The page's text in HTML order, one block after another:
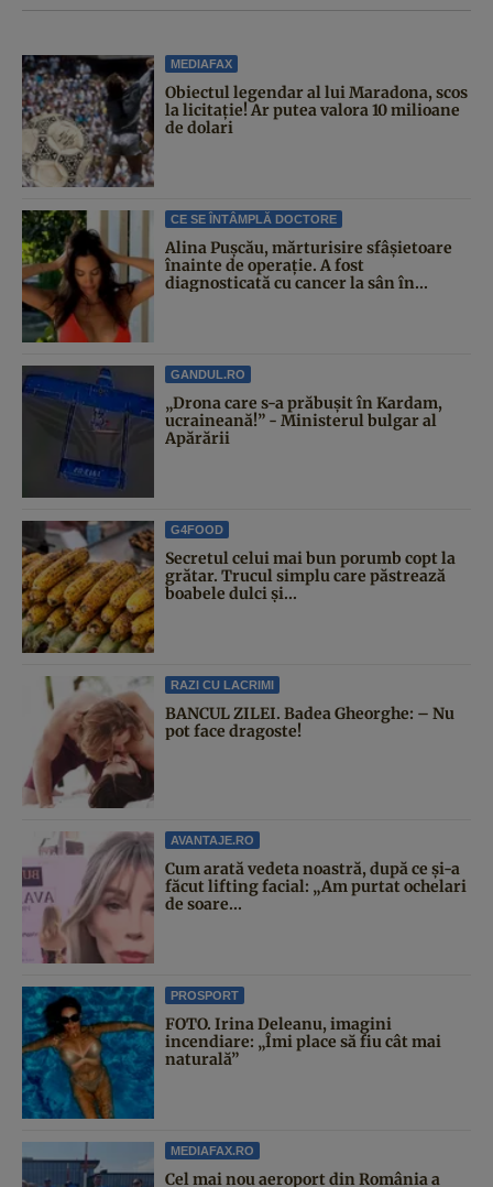
MEDIAFAX
Obiectul legendar al lui Maradona, scos
la licitație! Ar putea valora 10 milioane
de dolari
CE SE ÎNTÂMPLĂ DOCTORE
Alina Pușcău, mărturisire sfâșietoare
înainte de operație. A fost
diagnosticată cu cancer la sân în...
GANDUL.RO
„Drona care s-a prăbușit în Kardam,
ucraineană!” - Ministerul bulgar al
Apărării
G4FOOD
Secretul celui mai bun porumb copt la
grătar. Trucul simplu care păstrează
boabele dulci și...
RAZI CU LACRIMI
BANCUL ZILEI. Badea Gheorghe: – Nu
pot face dragoste!
AVANTAJE.RO
Cum arată vedeta noastră, după ce și-a
făcut lifting facial: „Am purtat ochelari
de soare...
PROSPORT
FOTO. Irina Deleanu, imagini
incendiare: „Îmi place să fiu cât mai
naturală”
MEDIAFAX.RO
Cel mai nou aeroport din România a